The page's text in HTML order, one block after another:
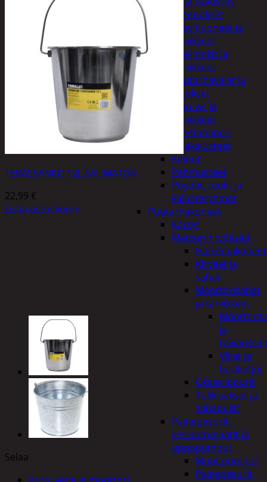
Piharakennukset
Kasvihuoneet ja
tarvikkeet
Paviljonkit ja
tarvikkeet
Puutarhavajat ja
katokset
Ulko-wc ja
tarvikkeet
Piharakentaminen
Puutarhakalusteet
Keinut
Pehmusteet
Pöydät, tuolit ja
kalusteryhmät
Puutarhakoneet
Kärryt
Metsurin työkalut
Halkomakoneet
Kirveet ja
sahat
Moottorisahat
ja tarvikkeet
ja
Viilat ja
teräketjut
Oksasilppurit
Tukkisakset ja
sahapukit
Painepesurit,
vesiautomaatit ja
uppopumput
Muut pumput
Painepesurit
TERÄSSANKO 12L SAUMATON
22,99 €
Lisää ostoskoriin
Selaa